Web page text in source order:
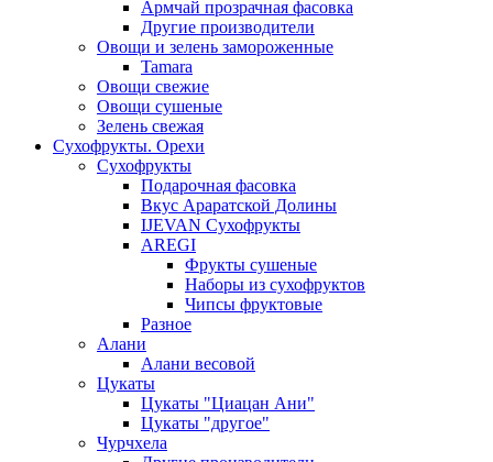
Армчай прозрачная фасовка
Другие производители
Овощи и зелень замороженные
Tamara
Овощи свежие
Овощи сушеные
Зелень свежая
Сухофрукты. Орехи
Сухофрукты
Подарочная фасовка
Вкус Араратской Долины
IJEVAN Сухофрукты
AREGI
Фрукты сушеные
Наборы из сухофруктов
Чипсы фруктовые
Разное
Алани
Алани весовой
Цукаты
Цукаты "Циацан Ани"
Цукаты "другое"
Чурчхела